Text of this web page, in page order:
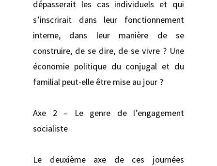
dépasserait les cas individuels et qui
s’inscrirait dans leur fonctionnement
interne, dans leur manière de se
construire, de se dire, de se vivre ? Une
économie politique du conjugal et du
familial peut-elle être mise au jour ?
Axe 2 – Le genre de l’engagement
socialiste
Le deuxième axe de ces journées